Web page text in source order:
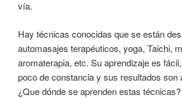
vía.
Hay técnicas conocidas que se están
automasajes terapéuticos, yoga, Taichi,
aromaterapia, etc. Su aprendizaje es
poco de constancia y sus resultados son
¿Que dónde se aprenden estas